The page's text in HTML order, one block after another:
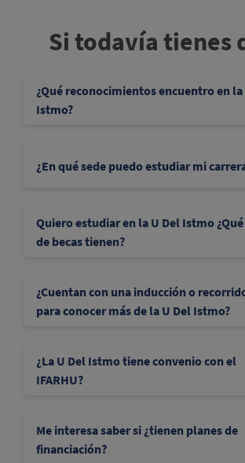
Si todavía tienes
¿Qué reconocimientos encuentro en la
Istmo?
¿En qué sede puedo estudiar mi
Quiero estudiar en la U Del Istmo
de becas tienen?
¿Cuentan con una inducción o
para conocer más de la U Del Istmo?
¿La U Del Istmo tiene convenio con el
IFARHU?
Me interesa saber si ¿tienen planes de
financiación?